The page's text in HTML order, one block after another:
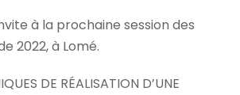
à la prochaine session des
2022, à Lomé.
DE RÉALISATION D’UNE